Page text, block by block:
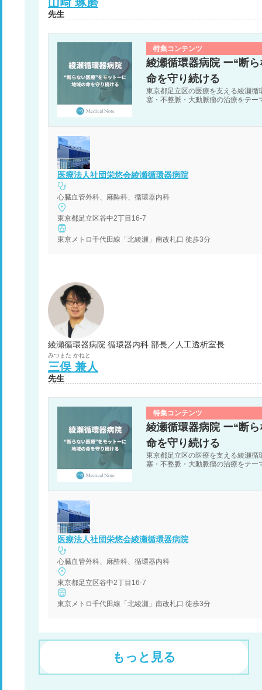
先生
特集コンテンツ
綾瀬循環器病院 ー“断
命を守り続ける
東京都足立区の医療を支える綾瀬
塞・不整脈・大動脈瘤の治療をテー
医療法人社団栄悠会綾瀬循環器病院
心臓血管外科、麻酔科、循環器内科
東京都足立区谷中2丁目16-7
東京メトロ千代田線「北綾瀬」南改札口 徒歩3分
綾瀬循環器病院 循環器内科 部長／人工透析室長
みつまた かねと
三俣 兼人
先生
特集コンテンツ
綾瀬循環器病院 ー“断
命を守り続ける
東京都足立区の医療を支える綾瀬
塞・不整脈・大動脈瘤の治療をテー
医療法人社団栄悠会綾瀬循環器病院
心臓血管外科、麻酔科、循環器内科
東京都足立区谷中2丁目16-7
東京メトロ千代田線「北綾瀬」南改札口 徒歩3分
もっと見る